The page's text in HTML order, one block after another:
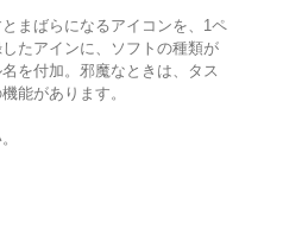
まばらになるアイコンを、1ペ
たアインに、ソフトの種類が
を付加。邪魔なときは、タス
能があります。